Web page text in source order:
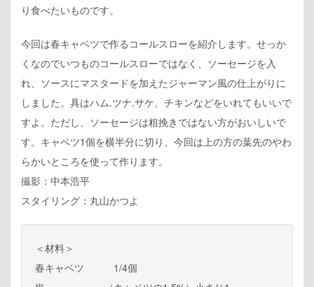
り食べたいものです。
今回は春キャベツで作るコールスローを紹介します。せっか
くなのでいつものコールスローではなく、ソーセージを入
れ、ソースにマスタードを加えたジャーマン風の仕上がりに
しました。具はハム.ツナ.サケ、チキンなどをいれてもいいで
すよ。ただし、ソーセージは粗挽きではない方がおいしいで
す。キャベツ1個を横半分に切り、今回は上の方の葉先のやわ
らかいところを使って作ります。
撮影：中本浩平
スタイリング：丸山かつよ
＜材料＞
春キャベツ 1/4個